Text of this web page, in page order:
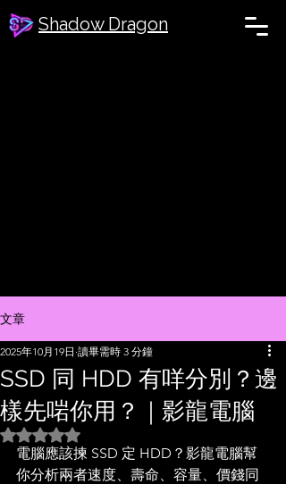
Shadow Dragon
文章
SSD 同 HDD 有咩分別？邊
樣先啱你用？｜影龍電腦
2025年10月19日 讀畢需時 3 分鐘
評等為 NaN（最高為 5 顆星）。
電腦應該揀 SSD 定 HDD？影龍電腦幫
你分析兩者速度、壽命、容量、價錢同